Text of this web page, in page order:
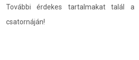
További érdekes tartalmakat talál a
csatornáján!